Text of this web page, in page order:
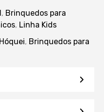
, Brinquedos para
, Linha Kids
, Brinquedos para